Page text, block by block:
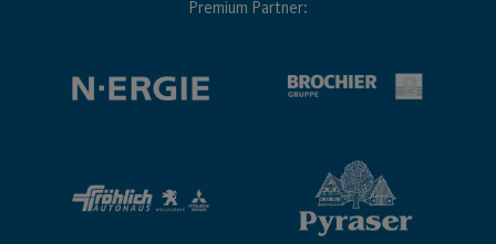
Premium Partner: